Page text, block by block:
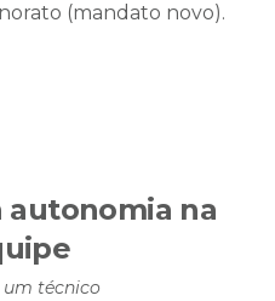
(mandato novo).
autonomia na
um técnico